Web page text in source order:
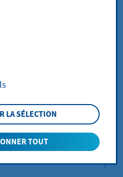
Hofheim am Taunus
LA SÉLECTION
TOUT